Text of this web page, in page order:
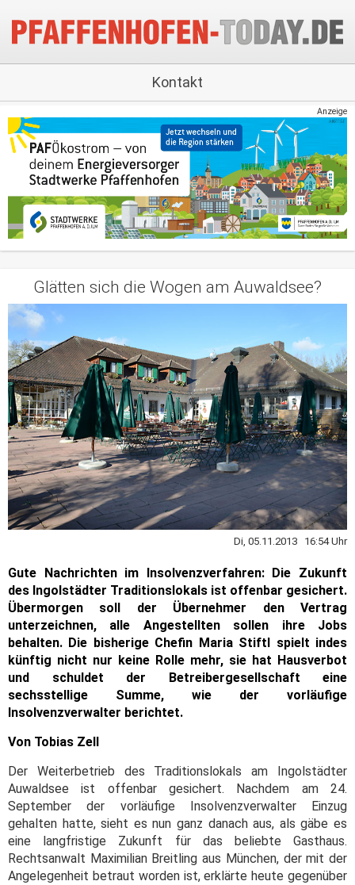
Kontakt
Anzeige
Glätten sich die Wogen am Auwaldsee?
Di, 05.11.2013 16:54 Uhr
Gute Nachrichten im Insolvenzverfahren: Die Zukunft
des Ingolstädter Traditionslokals ist offenbar gesichert.
Übermorgen soll der Übernehmer den Vertrag
unterzeichnen, alle Angestellten sollen ihre Jobs
behalten. Die bisherige Chefin Maria Stiftl spielt indes
künftig nicht nur keine Rolle mehr, sie hat Hausverbot
und schuldet der Betreibergesellschaft eine
sechsstellige Summe, wie der vorläufige
Insolvenzverwalter berichtet.
Von Tobias Zell
Der Weiterbetrieb des Traditionslokals am Ingolstädter
Auwaldsee ist offenbar gesichert. Nachdem am 24.
September der vorläufige Insolvenzverwalter Einzug
gehalten hatte, sieht es nun ganz danach aus, als gäbe es
eine langfristige Zukunft für das beliebte Gasthaus.
Rechtsanwalt Maximilian Breitling aus München, der mit der
Angelegenheit betraut worden ist, erklärte heute gegenüber